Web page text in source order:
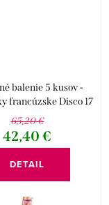
balenie 5 kusov -
francúzske Disco 17
14154P
65,20 €
42,40 €
DETAIL